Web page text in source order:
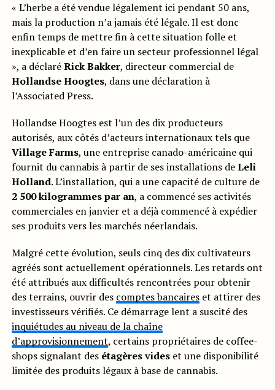
« L’herbe a été vendue légalement ici pendant 50 ans,
mais la production n’a jamais été légale. Il est donc
enfin temps de mettre fin à cette situation folle et
inexplicable et d’en faire un secteur professionnel légal
», a déclaréRick Bakker, directeur commercial de
Hollandse Hoogtes, dans une déclaration à
l’Associated Press.
Hollandse Hoogtes est l’un des dix producteurs
autorisés, aux côtés d’acteurs internationaux tels que
Village Farms, une entreprise canado-américaine qui
fournit du cannabis à partir de ses installations deLeli
Holland. L’installation, qui a une capacité de culture de
2 500 kilogrammes par an, a commencé ses activités
commerciales en janvier et a déjà commencé à expédier
ses produits vers les marchés néerlandais.
Malgré cette évolution, seuls cinq des dix cultivateurs
agréés sont actuellement opérationnels. Les retards ont
été attribués aux difficultés rencontrées pour obtenir
des terrains, ouvrir des comptes bancaireset attirer des
investisseurs vérifiés. Ce démarrage lent a suscité des
inquiétudes au niveau de la chaîne
d’approvisionnement, certains propriétaires de coffee-
shops signalant des étagères videset une disponibilité
limitée des produits légaux à base de cannabis.